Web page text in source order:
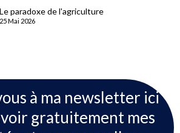
Le paradoxe de l'agriculture
25 Mai 2026
à ma newsletter ici
gratuitement mes